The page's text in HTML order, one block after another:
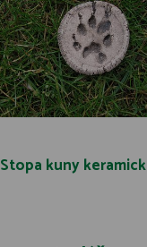
Stopa kuny